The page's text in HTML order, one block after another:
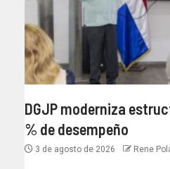
DGJP moderniza
% de desempeño
3 de agosto de 2026 Rene